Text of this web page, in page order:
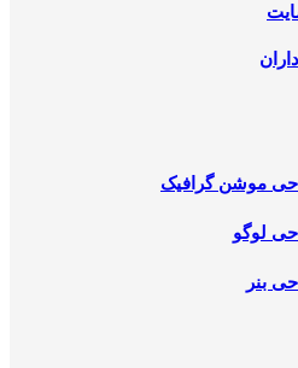
موشن گرافیک
لوگو
بنر